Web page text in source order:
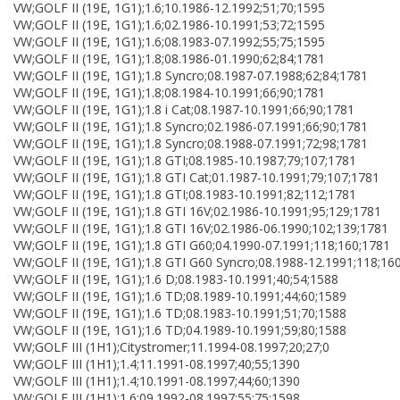
VW;GOLF II (19E, 1G1);1.6;10.1986-12.1992;51;70;1595
VW;GOLF II (19E, 1G1);1.6;02.1986-10.1991;53;72;1595
VW;GOLF II (19E, 1G1);1.6;08.1983-07.1992;55;75;1595
VW;GOLF II (19E, 1G1);1.8;08.1986-01.1990;62;84;1781
VW;GOLF II (19E, 1G1);1.8 Syncro;08.1987-07.1988;62;84;1781
VW;GOLF II (19E, 1G1);1.8;08.1984-10.1991;66;90;1781
VW;GOLF II (19E, 1G1);1.8 i Cat;08.1987-10.1991;66;90;1781
VW;GOLF II (19E, 1G1);1.8 Syncro;02.1986-07.1991;66;90;1781
VW;GOLF II (19E, 1G1);1.8 Syncro;08.1988-07.1991;72;98;1781
VW;GOLF II (19E, 1G1);1.8 GTI;08.1985-10.1987;79;107;1781
VW;GOLF II (19E, 1G1);1.8 GTI Cat;01.1987-10.1991;79;107;1781
VW;GOLF II (19E, 1G1);1.8 GTI;08.1983-10.1991;82;112;1781
VW;GOLF II (19E, 1G1);1.8 GTI 16V;02.1986-10.1991;95;129;1781
VW;GOLF II (19E, 1G1);1.8 GTI 16V;02.1986-06.1990;102;139;1781
VW;GOLF II (19E, 1G1);1.8 GTI G60;04.1990-07.1991;118;160;1781
VW;GOLF II (19E, 1G1);1.8 GTI G60 Syncro;08.1988-
VW;GOLF II (19E, 1G1);1.6 D;08.1983-10.1991;40;54;1588
VW;GOLF II (19E, 1G1);1.6 TD;08.1989-10.1991;44;60;1589
VW;GOLF II (19E, 1G1);1.6 TD;08.1983-10.1991;51;70;1588
VW;GOLF II (19E, 1G1);1.6 TD;04.1989-10.1991;59;80;1588
VW;GOLF III (1H1);Citystromer;11.1994-08.1997;20;27;0
VW;GOLF III (1H1);1.4;11.1991-08.1997;40;55;1390
VW;GOLF III (1H1);1.4;10.1991-08.1997;44;60;1390